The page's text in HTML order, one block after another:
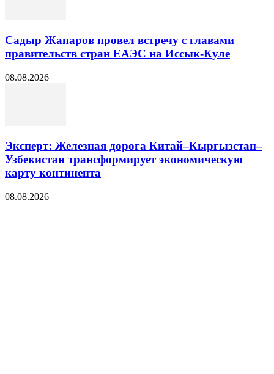
Садыр Жапаров провел встречу с главами
правительств стран ЕАЭС на Иссык-Куле
08.08.2026
Эксперт: Железная дорога Китай–Кыргызстан–
Узбекистан трансформирует экономическую
карту континента
08.08.2026